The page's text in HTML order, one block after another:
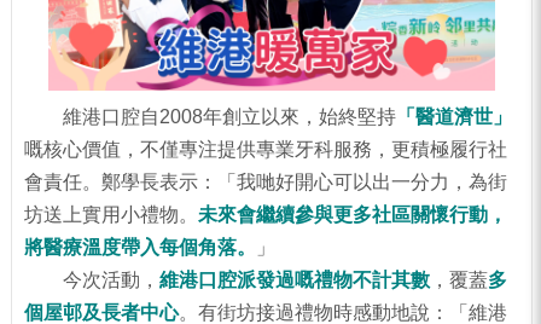
維港口腔自2008年創立以來，始終堅持「醫道濟世」
嘅核心價值，不僅專注提供專業牙科服務，更積極履行社
會責任。鄭學長表示：「我哋好開心可以出一分力，為街
坊送上實用小禮物。 未來會繼續參與更多社區關懷行動，
將醫療溫度帶入每個角落。
」
今次活動， 維港口腔派發過嘅禮物不計其數，覆蓋多
個屋邨及長者中心。有街坊接過禮物時感動地說：「維港